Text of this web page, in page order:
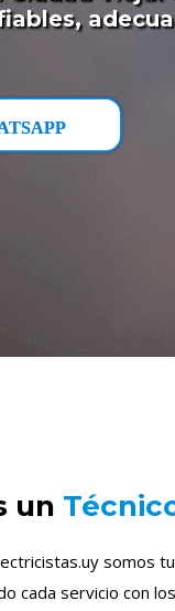
un
somos
cada servicio con